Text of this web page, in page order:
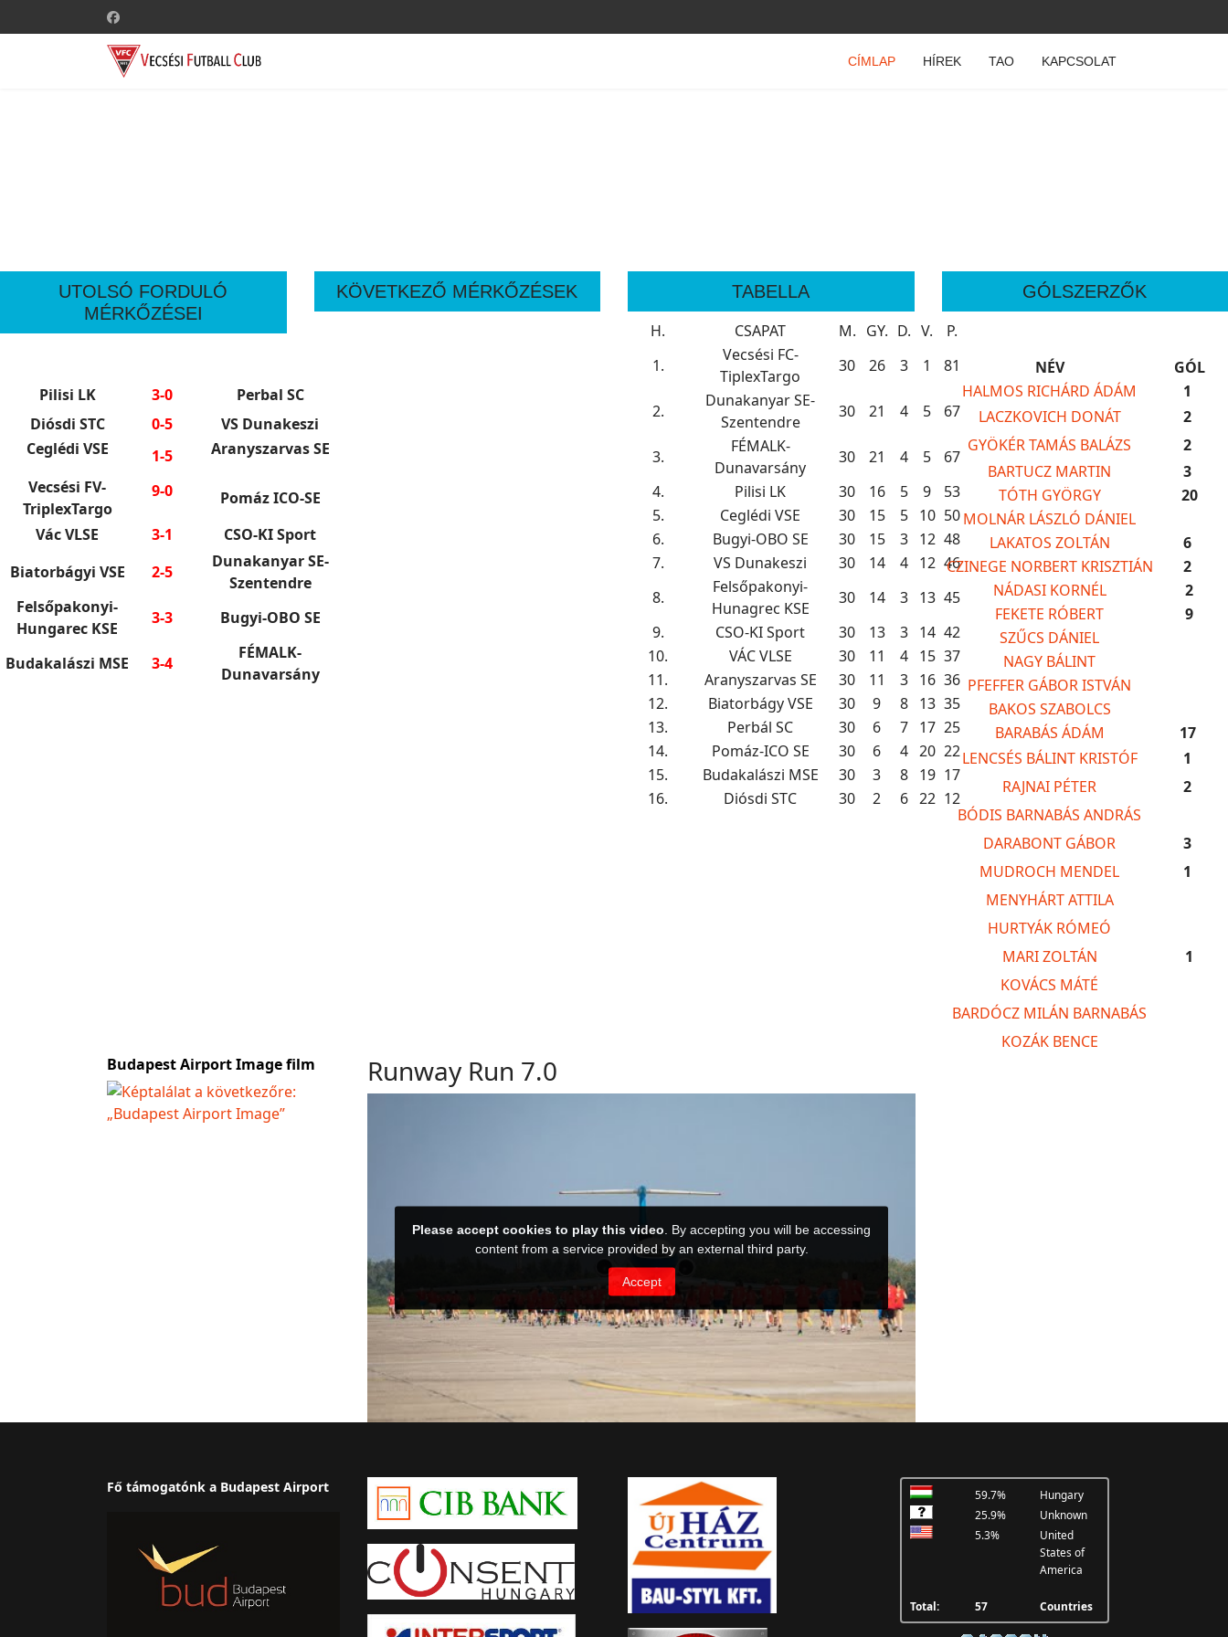
CÍMLAP HÍREK TAO KAPCSOLAT
UTOLSÓ FORDULÓ
MÉRKŐZÉSEI
Pilisi LK 3-0
Perbal SC
Diósdi STC
0-5
VS Dunakeszi
Ceglédi VSE
1-5
Aranyszarvas SE
Vecsési FV-
TriplexTargo
9-0
Pomáz ICO-SE
Vác VLSE
3-1
CSO-KI Sport
Biatorbágyi VSE
2-5
Dunakanyar SE-
Szentendre
Felsőpakonyi-
Hungarec KSE
3-3 Bugyi-OBO SE
Budakalászi MSE 3-4
FÉMALK-
Dunavarsány
KÖVETKEZŐ MÉRKŐZÉSEK
TABELLA
H.
CSAPAT M. GY. D. V.
P.
1.
Vecsési FC-
TiplexTargo
30 26 3 1 81
2.
Dunakanyar SE-
Szentendre
30 21 4 5 67
3.
FÉMALK-
Dunavarsány
30 21 4 5
67
4.
Pilisi LK 30 16 5 9
53
5.
Ceglédi VSE 30 15 5 10 50
6.
Bugyi-OBO SE 30 15 3 12 48
7.
VS Dunakeszi 30 14 4 12 46
8.
Felsőpakonyi-
Hunagrec KSE
30 14 3 13 45
9.
CSO-KI Sport 30 13 3 14 42
10.
VÁC VLSE 30 11 4 15 37
11.
Aranyszarvas SE 30 11 3 16 36
12.
Biatorbágy VSE 30 9 8 13 35
13.
Perbál SC 30 6 7 17 25
14.
Pomáz-ICO SE 30 6 4 20 22
15.
Budakalászi MSE 30 3 8 19 17
16.
Diósdi STC 30 2 6 22 12
GÓLSZERZŐK
NÉV
GÓL
HALMOS RICHÁRD ÁDÁM
1
LACZKOVICH DONÁT
2
GYÖKÉR TAMÁS BALÁZS
2
BARTUCZ MARTIN
3
TÓTH GYÖRGY
20
MOLNÁR LÁSZLÓ DÁNIEL
LAKATOS ZOLTÁN
6
CZINEGE NORBERT KRISZTIÁN
2
NÁDASI KORNÉL
2
FEKETE RÓBERT
9
SZŰCS DÁNIEL
NAGY BÁLINT
PFEFFER GÁBOR ISTVÁN
BAKOS SZABOLCS
BARABÁS ÁDÁM
17
LENCSÉS BÁLINT KRISTÓF
1
RAJNAI PÉTER
2
BÓDIS BARNABÁS ANDRÁS
DARABONT GÁBOR
3
MUDROCH MENDEL
1
MENYHÁRT ATTILA
HURTYÁK RÓMEÓ
MARI ZOLTÁN
1
KOVÁCS MÁTÉ
BARDÓCZ MILÁN BARNABÁS
KOZÁK BENCE
Budapest Airport Image film
Runway Run 7.0
Fő támogatónk a Budapest Airport 59.7%
Hungary
25.9%
Unknown
5.3%
United
States of
America
Total: 57 Countries